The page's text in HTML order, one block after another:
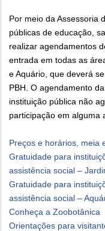
Por meio da Assessoria
públicas de educação,
realizar agendamentos
entrada em todas as
e Aquário, que deverá
PBH. O agendamento
instituição pública não
participação em alguma
Preços e horários, meia
Gratuidade para
assistência social –
Gratuidade para
assistência social –
Conheça a Zoobotânica
Orientações para